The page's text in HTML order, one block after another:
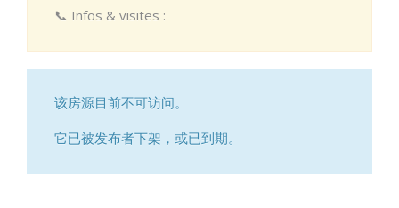
📞 Infos & visites :
该房源目前不可访问。
它已被发布者下架，或已到期。